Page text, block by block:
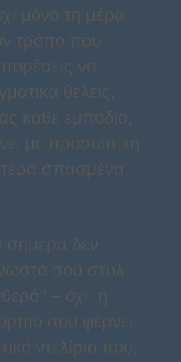
μόνο τη μέρα
τρόπο που
να
θέλεις,
κάθε εμπόδιο,
με προσωπική
σπασμένα
σήμερα δεν
σου στυλ
– όχι, η
σου φέρνει
ντελίριο που,